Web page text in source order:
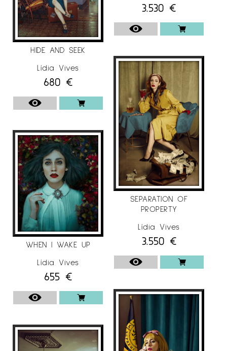
Per a més informació l’Artista Lídia Vives
a l’Instagram@galeriaespaicavallers
HIDE AND SEEK
Lídia Vives
680 €
WHEN I WAKE UP
Lídia Vives
655 €
3.530 €
SEPARATION OF
PROPERTY
Lídia Vives
3.550 €